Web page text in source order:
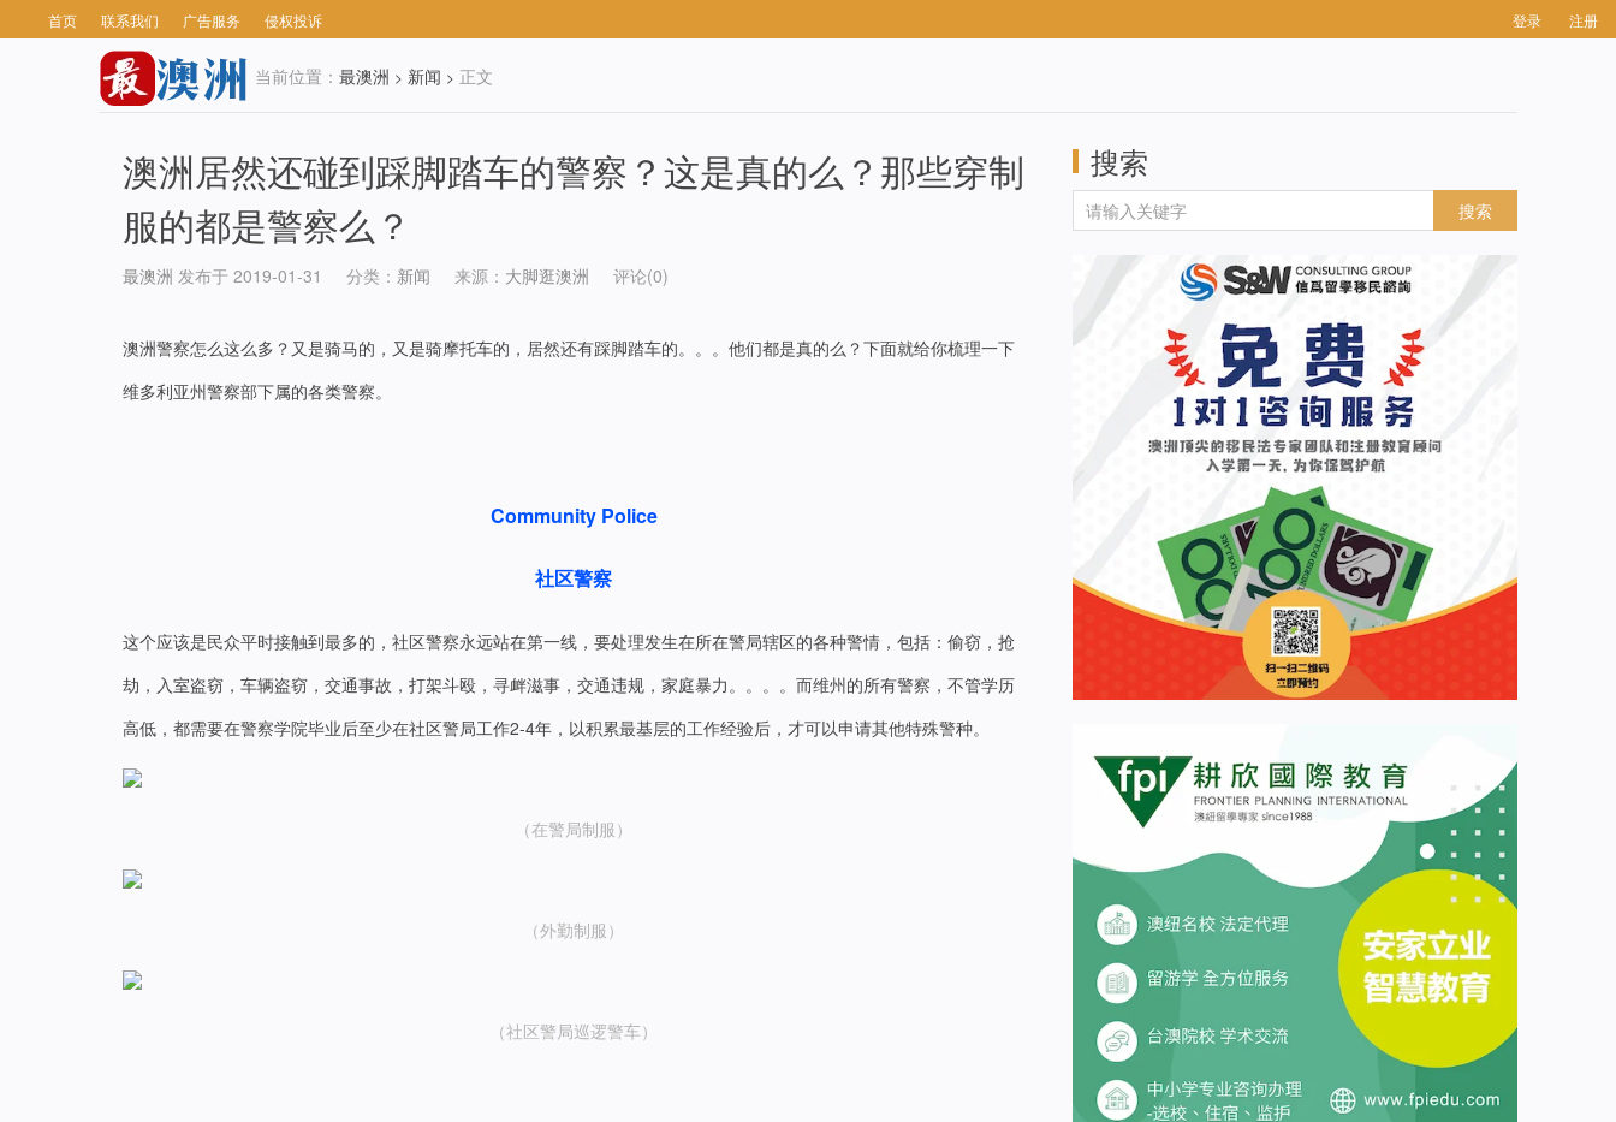
首页 联系我们 广告服务 侵权投诉 登录 注册
当前位置： 最澳洲 > 新闻 > 正文
澳洲居然还碰到踩脚踏车的警察？这是真的么？那些穿制
服的都是警察么？
最澳洲 发布于 2019-01-31 分类： 新闻 来源： 大脚逛澳洲 评论(0)
澳洲警察怎么这么多？又是骑马的，又是骑摩托车的，居然还有踩脚踏车的。。。他们都是真的么？下面就给你梳理一下
维多利亚州警察部下属的各类警察。
Community Police
社区警察
这个应该是民众平时接触到最多的，社区警察永远站在第一线，要处理发生在所在警局辖区的各种警情，包括：偷窃，抢
劫，入室盗窃，车辆盗窃，交通事故，打架斗殴，寻衅滋事，交通违规，家庭暴力。。。。而维州的所有警察，不管学历
高低，都需要在警察学院毕业后至少在社区警局工作2-4年，以积累最基层的工作经验后，才可以申请其他特殊警种。
（在警局制服）
（外勤制服）
（社区警局巡逻警车）
搜索